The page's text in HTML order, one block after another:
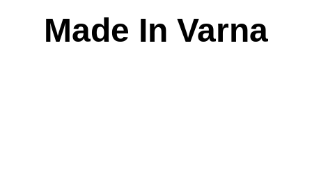
Made In Varna